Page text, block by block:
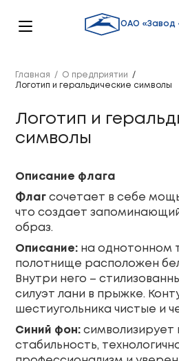
ОАО «Завод
Главная / О предприятии
/
Логотип и геральдические символы
Логотип и
символы
Описание флага
Флаг сочетает в себе
что создает
образ.
Описание: на однотонном
полотнище расположен
Внутри него –
силуэт лани в прыжке.
шестиугольника чистые и
Синий фон: символизирует
стабильность,